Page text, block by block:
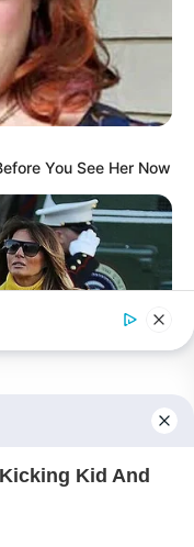
You See Her Now
Were Caught On